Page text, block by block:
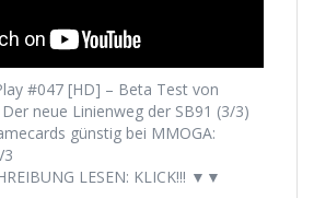
#047 [HD] – Beta Test von
Der neue Linienweg der SB91 (3/3)
günstig bei MMOGA:
LESEN: KLICK!!! ▼▼